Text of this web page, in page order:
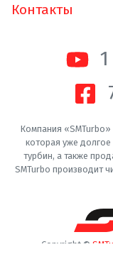
Контакты
Компания
которая уже долгое
турбин, а также
SMTurbo производит
Copyright ©